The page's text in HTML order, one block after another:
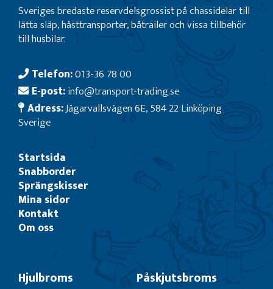
Sveriges bredaste reservdelsgrossist på chassidelar till
lätta släp, hästtransporter, båtrailer och vissa tillbehör
till husbilar.
Telefon:013-36 78 00
E-post:info@transport-trading.se
Adress:Jägarvallsvägen 6E, 584 22 Linköping
Sverige
Startsida
Snabborder
Sprängskisser
Mina sidor
Kontakt
Om oss
Hjulbroms Påskjutsbroms